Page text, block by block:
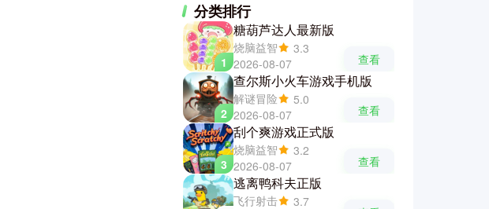
分类排行
1
糖葫芦达人最新版
烧脑益智
3.3
2026-08-07
查看
2
查尔斯小火车游戏手机版
解谜冒险
5.0
2026-08-07
查看
3
刮个爽游戏正式版
烧脑益智
3.2
2026-08-07
查看
逃离鸭科夫正版
飞行射击
3.7